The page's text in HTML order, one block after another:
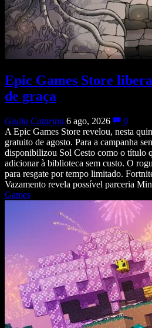
Epic Games Store
de graça
Giulia Catarina 6 ago, 2026
0
A Epic Games Store revelou, nesta
gratuito de agosto. Para a campanha
disponibilizou Sol Cesto como o título
adicionar à biblioteca sem custo. O
para resgate por tempo limitado.
Vazamento revela possível parceria
Games